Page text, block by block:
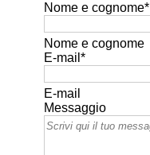
Nome e cognome*
Nome e cognome
E-mail *
E-mail
Messaggio